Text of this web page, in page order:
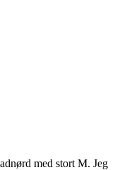
med stort M. Jeg